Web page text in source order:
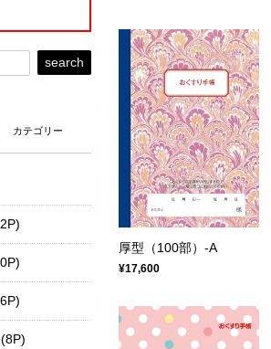
厚型（100部）-A
¥17,600
search
カテゴリー